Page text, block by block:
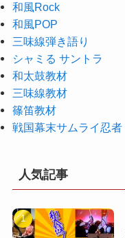
和風Rock
和風POP
三味線弾き語り
シャミる サントラ
和太鼓教材
三味線教材
篠笛教材
戦国幕末サムライ忍者
人気記事